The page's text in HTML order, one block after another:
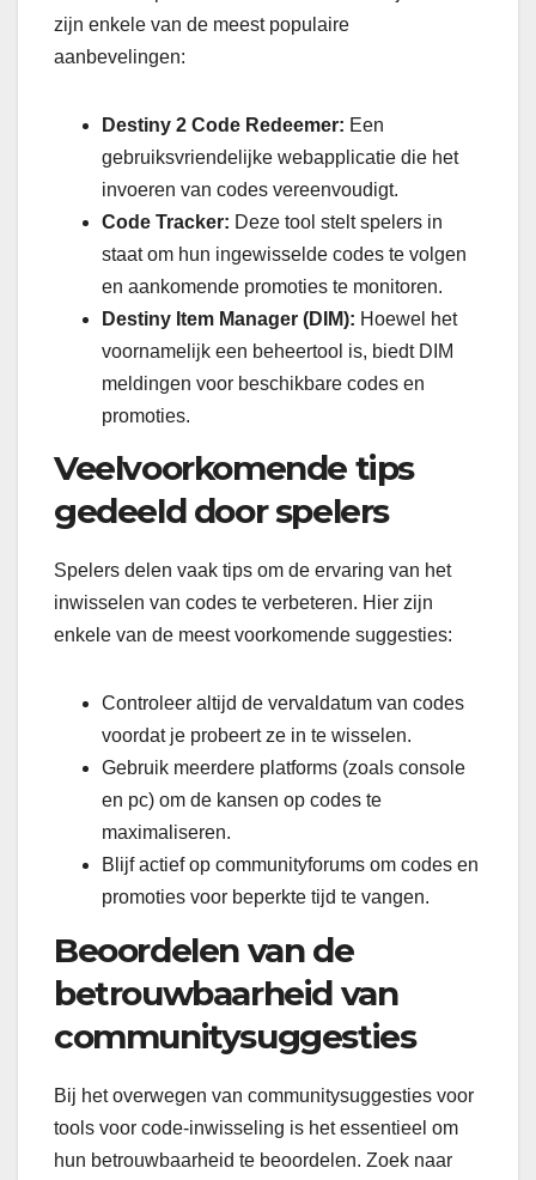
zijn enkele van de meest populaire
aanbevelingen:
Destiny 2 Code Redeemer: Een
gebruiksvriendelijke webapplicatie die het
invoeren van codes vereenvoudigt.
Code Tracker: Deze tool stelt spelers in
staat om hun ingewisselde codes te volgen
en aankomende promoties te monitoren.
Destiny Item Manager (DIM): Hoewel het
voornamelijk een beheertool is, biedt DIM
meldingen voor beschikbare codes en
promoties.
Veelvoorkomende tips
gedeeld door spelers
Spelers delen vaak tips om de ervaring van het
inwisselen van codes te verbeteren. Hier zijn
enkele van de meest voorkomende suggesties:
Controleer altijd de vervaldatum van codes
voordat je probeert ze in te wisselen.
Gebruik meerdere platforms (zoals console
en pc) om de kansen op codes te
maximaliseren.
Blijf actief op communityforums om codes en
promoties voor beperkte tijd te vangen.
Beoordelen van de
betrouwbaarheid van
communitysuggesties
Bij het overwegen van communitysuggesties voor
tools voor code-inwisseling is het essentieel om
hun betrouwbaarheid te beoordelen. Zoek naar